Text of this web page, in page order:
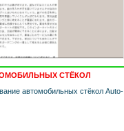
СТЁКОЛ
автомобильных стёкол Auto-